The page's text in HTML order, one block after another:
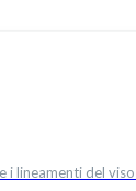
i lineamenti del